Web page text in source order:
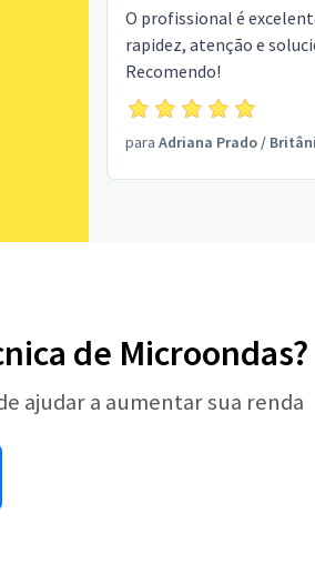
O profissional é
rapidez, atenção e
Recomendo!
para Adriana Prado/
de Microondas?
ajudar a aumentar sua renda